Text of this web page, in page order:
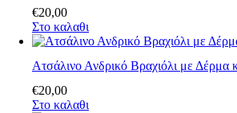
€20,00
Στο καλαθι
Ατσάλινο Ανδρικό Βραχιόλι με Δέρμα
€20,00
Στο καλαθι